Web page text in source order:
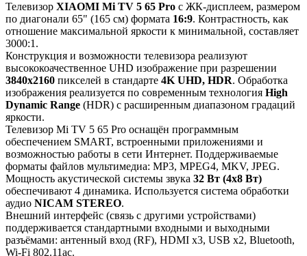
Телевизор XIAOMI Mi TV 5 65 Pro с ЖК-дисплеем, размером
по диагонали 65" (165 см) формата 16:9. Контрастность, как
отношение максимальной яркости к минимальной, составляет
3000:1.
Конструкция и возможности телевизора реализуют
высококоачественное UHD изображение при разрешении
3840x2160 пикселей в стандарте 4K UHD, HDR. Обработка
изображения реализуется по современным технология High
Dynamic Range (HDR) с расширенным диапазоном градаций
яркости.
Телевизор Mi TV 5 65 Pro оснащён программным
обеспечением SMART, встроенными приложениями и
возможностью работы в сети Интернет. Поддерживаемые
форматы файлов мультимедиа: MP3, MPEG4, MKV, JPEG.
Мощность акустической системы звука 32 Вт (4х8 Вт)
обеспечивают 4 динамика. Используется система обработки
аудио NICAM STEREO.
Внешний интерфейс (связь с другими устройствами)
поддерживается стандартными входными и выходными
разъёмами: антенный вход (RF), HDMI x3, USB x2, Bluetooth,
Wi-Fi 802.11ac.